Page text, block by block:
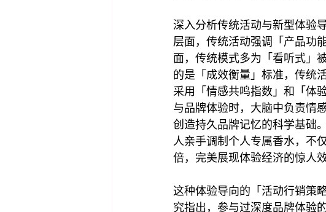
深入分析传统活动与新型体验
层面，传统活动强调「产品功
面，传统模式多为「看听式」
的是「成效衡量」标准，传统
采用「情感共鸣指数」和「体
与品牌体验时，大脑中负责情
创造持久品牌记忆的科学基础
人亲手调制个人专属香水，不
倍，完美展现体验经济的惊人效
这种体验导向的「活动行销策
究指出，参与过深度品牌体验